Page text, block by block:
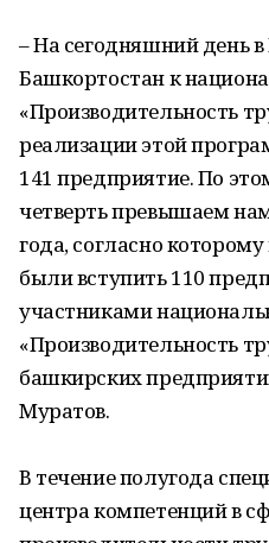
– На сегодняшний день в
Башкортостан к
«Производительность
реализации этой
141 предприятие. По
четверть превышаем
года, согласно
были вступить 110
участниками
«Производительность
башкирских
Муратов.
В течение полугода
центра компетенций в